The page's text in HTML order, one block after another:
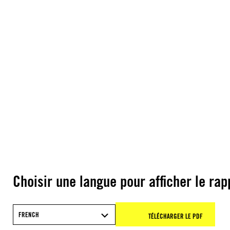
Choisir une langue pour afficher le
FRENCH TÉLÉCHARGER LE PDF